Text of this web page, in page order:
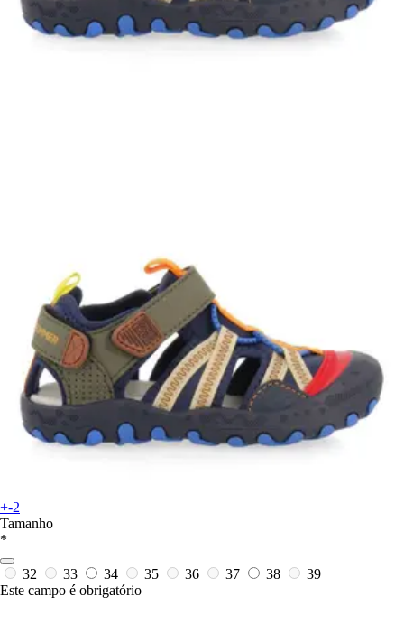
+-2
Tamanho
*
32 33 34 35 36 37 38
39
Este campo é obrigatório